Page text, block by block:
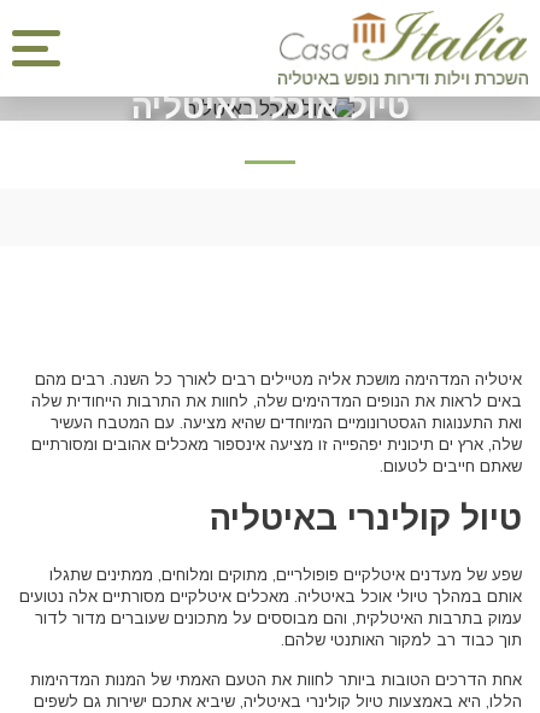
טיול אוכל באיטליה
איטליה המדהימה מושכת אליה מטיילים רבים לאורך כל השנה. רבים מהם
באים לראות את הנופים המדהימים שלה, לחוות את התרבות הייחודית שלה
ואת התענוגות הגסטרונומיים המיוחדים שהיא מציעה. עם המטבח העשיר
שלה, ארץ ים תיכונית יפהפייה זו מציעה אינספור מאכלים אהובים ומסורתיים
שאתם חייבים לטעום.
טיול קולינרי באיטליה
שפע של מעדנים איטלקיים פופולריים, מתוקים ומלוחים, ממתינים שתגלו
אותם במהלך טיולי אוכל באיטליה. מאכלים איטלקיים מסורתיים אלה נטועים
עמוק בתרבות האיטלקית, והם מבוססים על מתכונים שעוברים מדור לדור
תוך כבוד רב למקור האותנטי שלהם.
אחת הדרכים הטובות ביותר לחוות את הטעם האמתי של המנות המדהימות
הללו, היא באמצעות טיול קולינרי באיטליה, שיביא אתכם ישירות גם לשפים